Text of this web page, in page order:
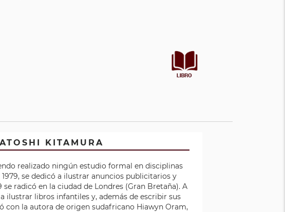
KITAMURA
realizado ningún estudio formal en disciplinas
se dedicó a ilustrar anuncios publicitarios y
se radicó en la ciudad de Londres (Gran Bretaña). A
ilustrar libros infantiles y, además de escribir sus
con la autora de origen sudafricano Hiawyn Oram,